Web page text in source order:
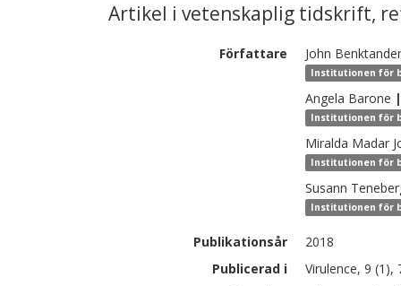
Artikel i vetenskaplig tidskrift,
Författare John Benktander
Institutionen för
Angela Barone |
Institutionen för
Miralda Madar
Institutionen för
Susann
Institutionen för
Publikationsår
2018
Publicerad i
Virulence, 9 (1),